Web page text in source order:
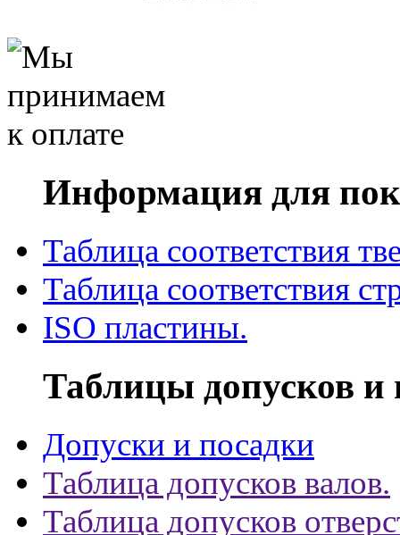
Информация для
Таблица соответствия
Таблица соответствия
ISO пластины.
Таблицы допусков и
Допуски и посадки
Таблица допусков валов.
Таблица допусков